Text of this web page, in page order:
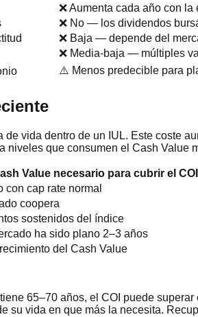
❌ Aumenta cada año con
❌ No — los dividendos
❌ Baja — depende del
❌ Media-baja — múltiples
⚠️ Menos predecible para
de vida dentro de un IUL. Este coste
que consumen el Cash Value
Value necesario para cubrir el COI
con cap rate normal
coopera
sostenidos del índice
ha sido plano 2–3 años
del Cash Value
65–70 años, el COI puede
su vida en que más la necesita.